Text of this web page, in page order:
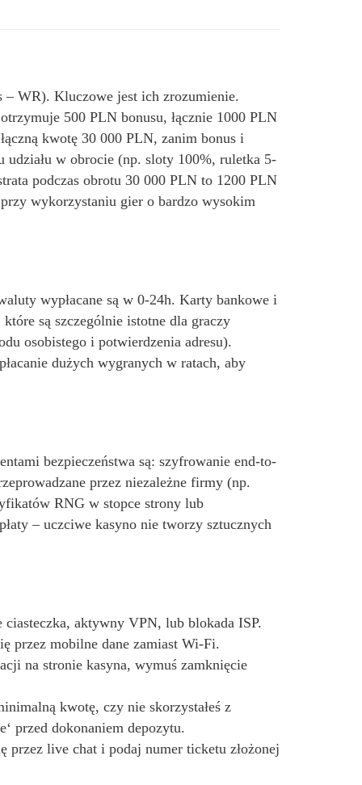
– WR). Kluczowe jest ich zrozumienie.
500 PLN bonusu, łącznie 1000 PLN
kwotę 30 000 PLN, zanim bonus i
w obrocie (np. sloty 100%, ruletka 5-
podczas obrotu 30 000 PLN to 1200 PLN
wykorzystaniu gier o bardzo wysokim
wypłacane są w 0-24h. Karty bankowe i
są szczególnie istotne dla graczy
osobistego i potwierdzenia adresu).
dużych wygranych w ratach, aby
bezpieczeństwa są: szyfrowanie end-to-
przez niezależne firmy (np.
RNG w stopce strony lub
– uczciwe kasyno nie tworzy sztucznych
aktywny VPN, lub blokada ISP.
przez mobilne dane zamiast Wi-Fi.
na stronie kasyna, wymuś zamknięcie
kwotę, czy nie skorzystałeś z
przed dokonaniem depozytu.
przez live chat i podaj numer ticketu złożonej